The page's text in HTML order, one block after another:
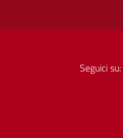
Seguici su: